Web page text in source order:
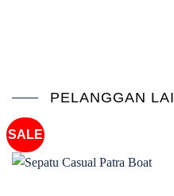
PELANGGAN
SALE